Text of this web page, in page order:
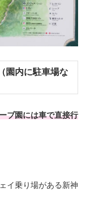
園内に駐車場な
ブ園には車で直接行
イ乗り場がある新神